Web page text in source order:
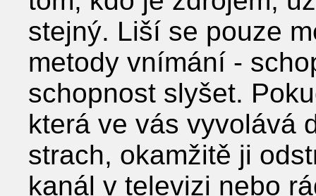
stejný. Liší se pouze
metody vnímání -
schopnost slyšet.
která ve vás vyvolává
strach, okamžitě ji
kanál v televizi nebo